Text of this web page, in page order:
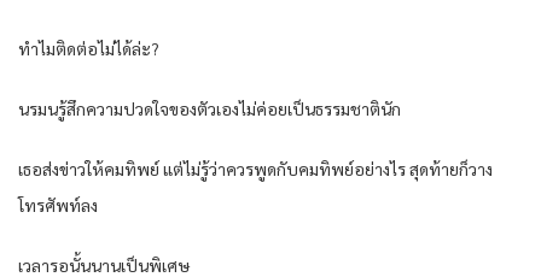
ทำไมติดต่อไม่ได้ล่ะ?
นรมนรู้สึกความปวดใจของตัวเองไม่ค่อยเป็นธรรมชาตินัก
เธอส่งข่าวให้คมทิพย์ แต่ไม่รู้ว่าควรพูดกับคมทิพย์อย่างไร สุดท้ายก็วาง
โทรศัพท์ลง
เวลารอนั้นนานเป็นพิเศษ